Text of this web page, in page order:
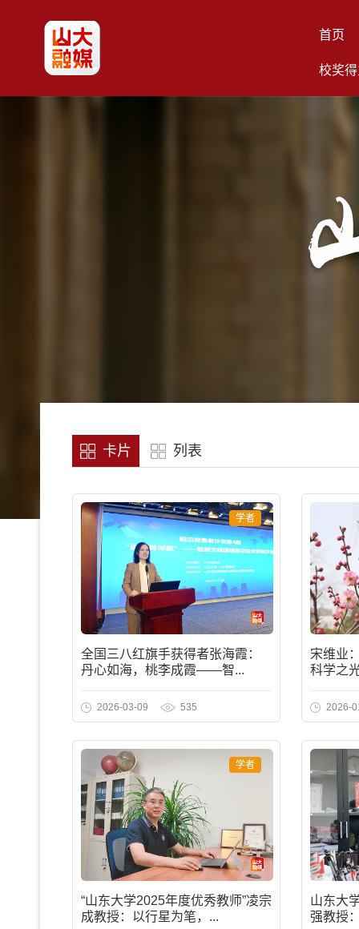
首页
校奖
卡片 列表
学者
全国三八红旗手获得者张海霞：
丹心如海，桃李成霞——智...
2026-03-09 535
宋维业
科学之
2026-
学者
“山东大学2025年度优秀教师”凌宗
成教授：以行星为笔，...
山东大
强教授